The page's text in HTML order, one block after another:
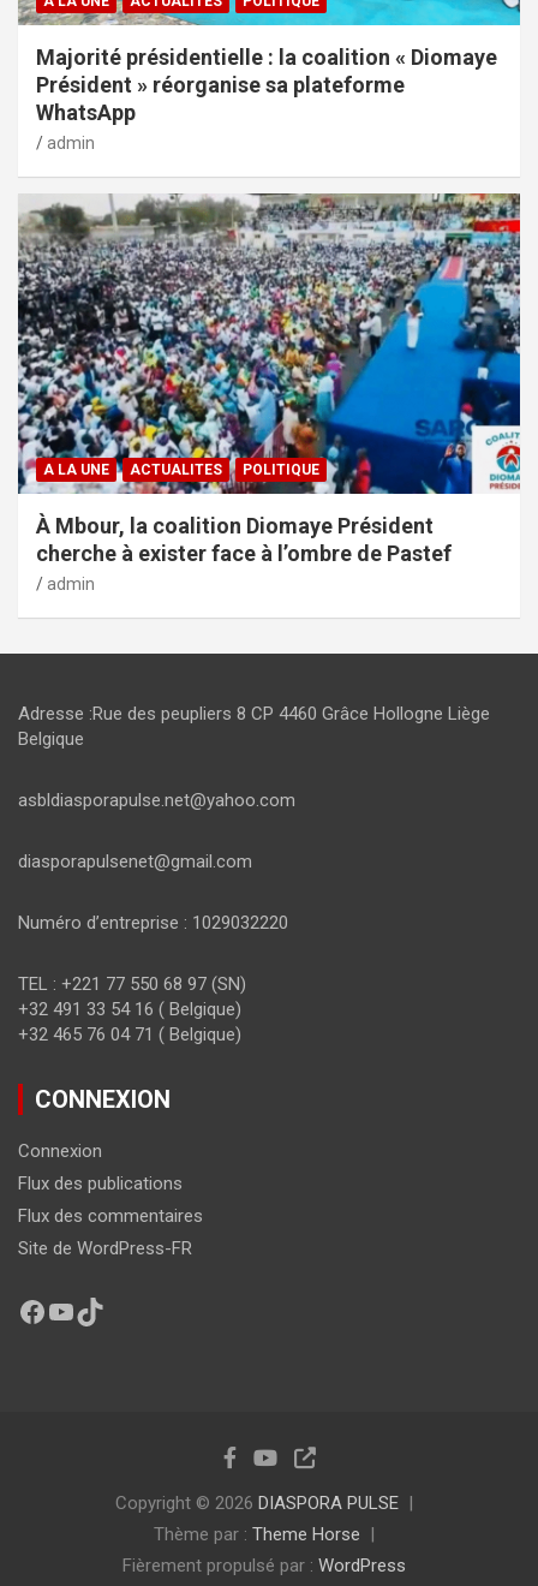
Majorité présidentielle : la coalition « Diomaye
Président » réorganise sa plateforme
WhatsApp
admin
A LA UNE ACTUALITES POLITIQUE
À Mbour, la coalition Diomaye Président
cherche à exister face à l’ombre de Pastef
admin
Adresse :Rue des peupliers 8 CP 4460 Grâce Hollogne Liège
Belgique
asbldiasporapulse.net@yahoo.com
diasporapulsenet@gmail.com
Numéro d’entreprise : 1029032220
TEL : +221 77 550 68 97 (SN)
+32 491 33 54 16 ( Belgique)
+32 465 76 04 71 ( Belgique)
CONNEXION
Connexion
Flux des publications
Flux des commentaires
Site de WordPress-FR
Copyright © 2026 DIASPORA PULSE
Thème par : Theme Horse
Fièrement propulsé par : WordPress